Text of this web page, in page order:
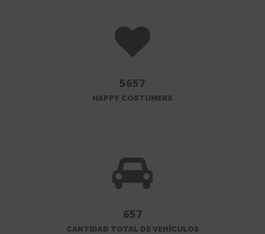
5657
HAPPY COSTUMERS
657
CANTIDAD TOTAL DE VEHÍCULOS